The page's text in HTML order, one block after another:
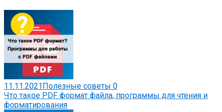
11.11.2021Полезные советы 0
Что такое PDF формат файла, программы для чтения и
форматирования